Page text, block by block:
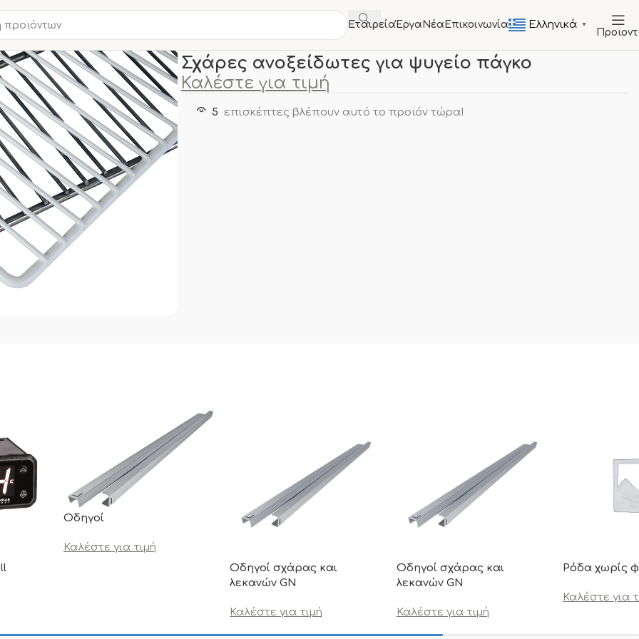
Εταιρεία Έργα Νέα Επικοινωνία Ελληνικά ▼
Σχάρες ανοξείδωτες για ψυγείο πάγκο
Καλέστε για τιμή
5 επισκέπτες βλέπουν αυτό το προϊόν τώρα!
Οδηγοί
Καλέστε για τιμή
Οδηγοί σχάρας και
λεκανών GN
Καλέστε για τιμή
Οδηγοί σχάρας και
λεκανών GN
Καλέστε για τιμή
Ρόδα χωρίς
Καλέστε για